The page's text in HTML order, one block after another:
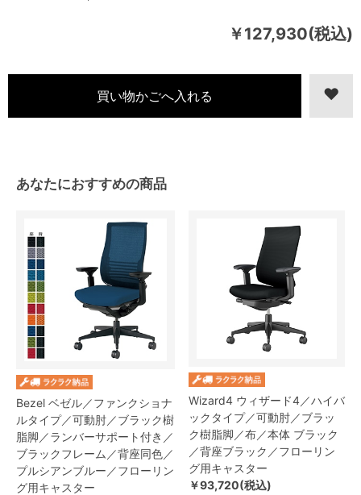
￥127,930(税込)
あなたにおすすめの商品
Bezel ベゼル／ファンクショナ
ルタイプ／可動肘／ブラック樹
脂脚／ランバーサポート付き／
ブラックフレーム／背座同色／
プルシアンブルー／フローリン
グ用キャスター
Wizard4 ウィザード4／ハイバ
ックタイプ／可動肘／ブラッ
ク樹脂脚／布／本体 ブラック
／背座ブラック／フローリン
グ用キャスター
￥93,720(税込)